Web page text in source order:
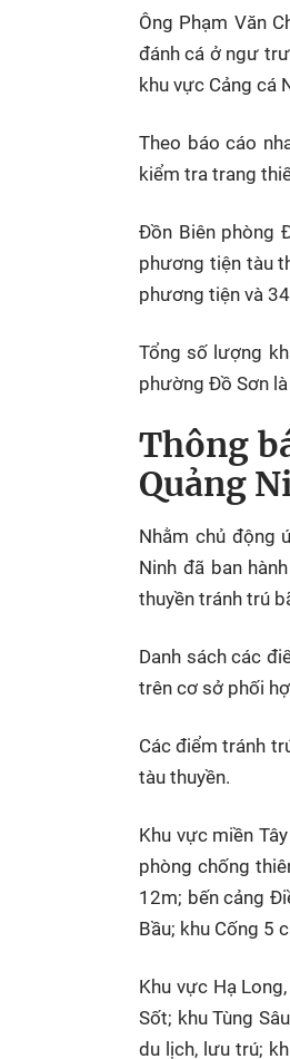
Ông Phạm Văn
đánh cá ở ngư
khu vực Cảng cá
Theo báo cáo
kiểm tra trang
Đồn Biên phòng
phương tiện tàu
phương tiện và
Tổng số lượng
phường Đồ Sơn
Thông
Quảng
Nhằm chủ động
Ninh đã ban
thuyền tránh trú
Danh sách các
trên cơ sở phối
Các điểm tránh
tàu thuyền.
Khu vực miền
phòng chống
12m; bến cảng
Bầu; khu Cống 5
Khu vực Hạ
Sốt; khu Tùng
du lịch, lưu trú;